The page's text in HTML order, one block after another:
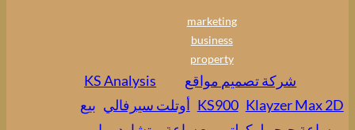
marketing
business
property
شركة تصميم مواقع
KS Analysis
KS900 Klayzer Max 2D أوتلت سيرفالي بيع